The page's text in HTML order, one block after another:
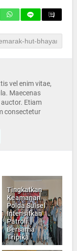
vel enim vitae,
Maecenas
Etiam
consectetur
Tingkatkan
Keamanan
Polda Sulsel
Intensifkan
Patroli
Bersama
Tripika